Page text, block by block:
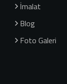
İmalat
Blog
Foto Galeri